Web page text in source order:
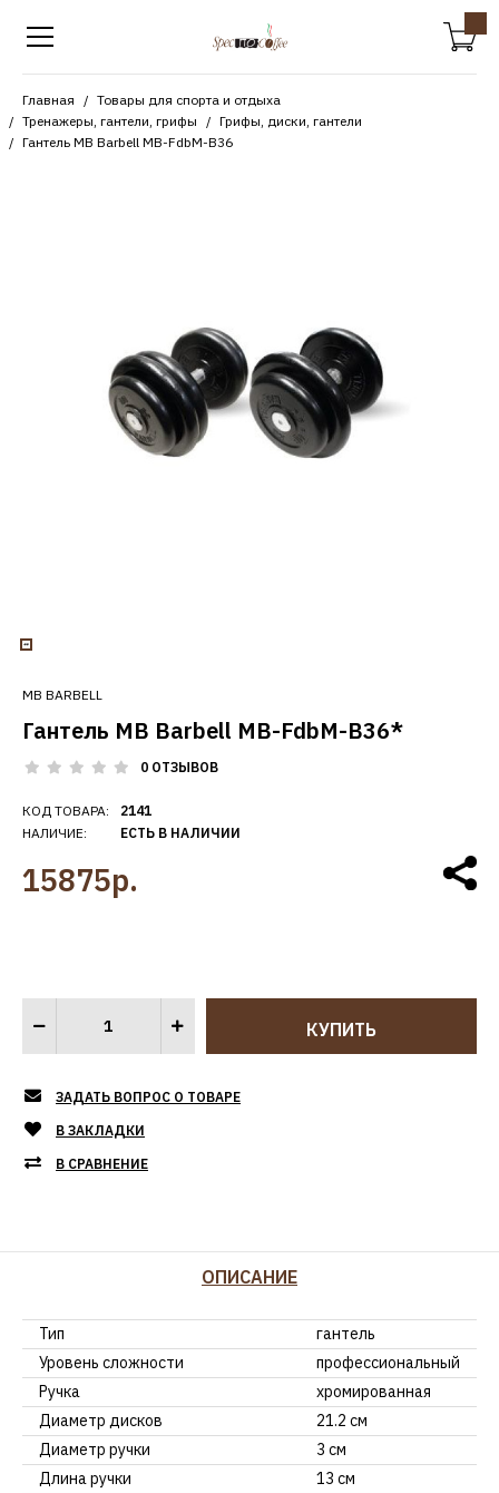
Главная
Товары для спорта и отдыха
Тренажеры, гантели, грифы
Грифы, диски, гантели
Гантель MB Barbell MB-FdbM-B36
MB BARBELL
Гантель MB Barbell MB-FdbM-B36*
0 ОТЗЫВОВ
КОД ТОВАРА:
НАЛИЧИЕ:
2141
ЕСТЬ В НАЛИЧИИ
15875р.
ЗАДАТЬ ВОПРОС О ТОВАРЕ
В ЗАКЛАДКИ
В СРАВНЕНИЕ
ОПИСАНИЕ
Тип
гантель
Уровень сложности
профессиональный
Ручка
хромированная
Диаметр дисков
21.2 см
Диаметр ручки
3 см
Длина ручки
13 см